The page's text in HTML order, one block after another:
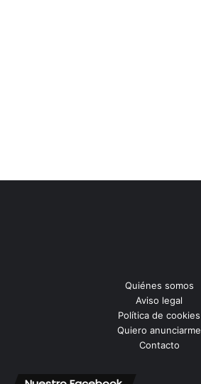
Quiénes somos
Aviso legal
Política de cookies
Quiero anunciarme
Contacto